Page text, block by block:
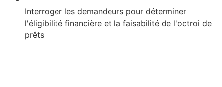
Interroger les demandeurs pour déterminer
l'éligibilité financière et la faisabilité de l'octroi de
prêts